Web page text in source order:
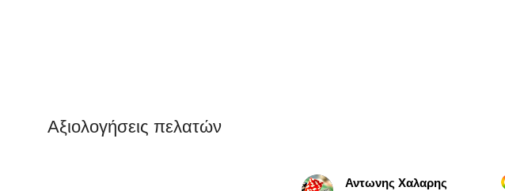
Αξιολογήσεις πελατών
Αντωνης Χαλαρης